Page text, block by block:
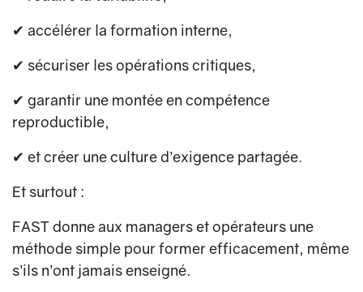
✔ accélérer la formation interne,
✔ sécuriser les opérations critiques,
✔ garantir une montée en compétence
reproductible,
✔ et créer une culture d’exigence partagée.
Et surtout :
FAST donne aux managers et opérateurs une
méthode simple pour former efficacement, même
s’ils n’ont jamais enseigné.